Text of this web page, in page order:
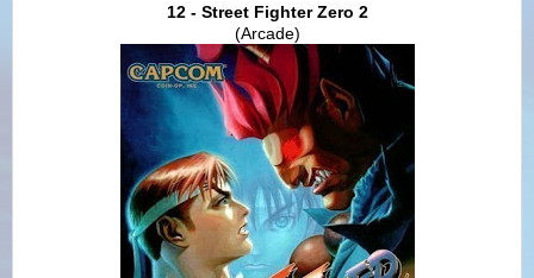
12 - Street Fighter Zero 2
(Arcade)